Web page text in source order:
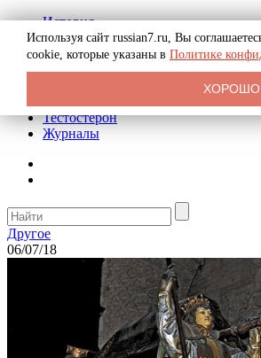
История
Биография
Криминал
Реклама на сайте
Тестостерон
Журналы
Другое
06/07/18
Используя сайт russian7.ru, Вы
cookie, которые указаны в Политике
ХОРОШО